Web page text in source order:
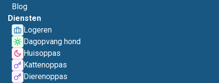
Blog
Diensten
Logeren
Dagopvang hond
Huisoppas
Kattenoppas
Dierenoppas